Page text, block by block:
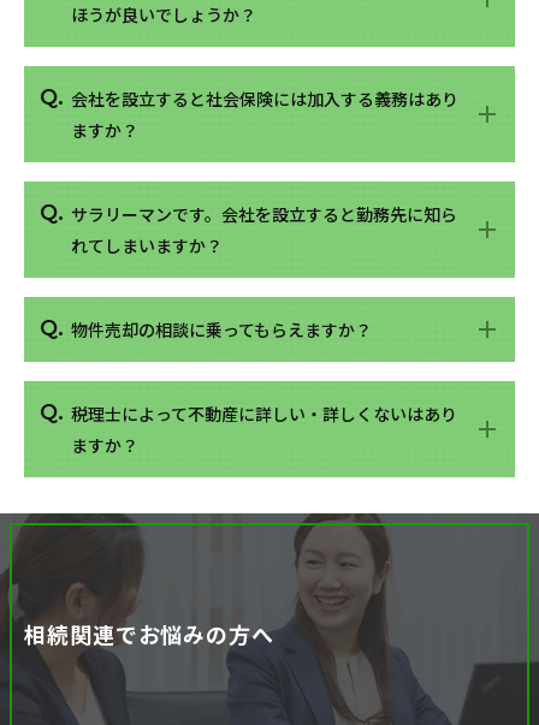
ほうが良いでしょうか？
会社を設立すると社会保険には加入する義務はあり
ますか？
サラリーマンです。会社を設立すると勤務先に知ら
れてしまいますか？
物件売却の相談に乗ってもらえますか？
税理士によって不動産に詳しい・詳しくないはあり
ますか？
相続関連でお悩みの方へ